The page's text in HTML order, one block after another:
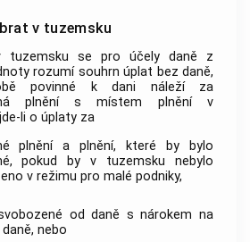
v tuzemsku
tuzemsku se pro účely daně z
rozumí souhrnúplat bez daně,
povinné k dani náleží za
plnění s místem plnění v
li o úplatyza
plnění a plnění, které by bylo
pokud by v tuzemsku nebylo
v režimu pro malé podniky,
od daně s nárokem na
nebo